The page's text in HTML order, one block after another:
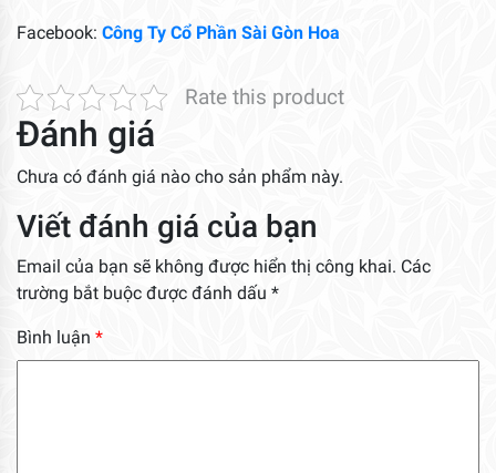
Facebook: Công Ty Cổ Phần Sài Gòn Hoa
Rate this product
Đánh giá
Chưa có đánh giá nào cho sản phẩm này.
Viết đánh giá của bạn
Email của bạn sẽ không được hiển thị công khai. Các
trường bắt buộc được đánh dấu *
Bình luận *